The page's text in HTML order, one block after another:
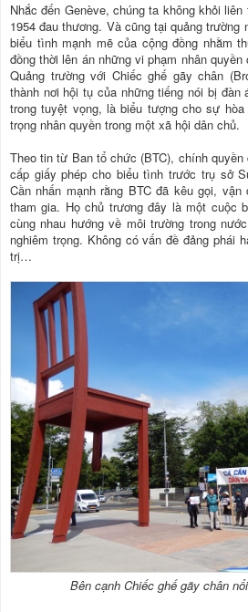
Nhắc đến Genève, chúng ta không khỏi
1954 đau thương. Và cũng tại quảng trường
biểu tình mạnh mẽ của cộng đồng nhằm
đồng thời lên án những vi phạm nhân
Quảng trường với Chiếc ghế gãy chân
thành nơi hội tụ của những tiếng nói bị đàn
trong tuyệt vọng, là biểu tượng cho sự
trọng nhân quyền trong một xã hội dân chủ.
Theo tin từ Ban tổ chức (BTC), chính
cấp giấy phép cho biểu tình trước trụ sở
Cần nhấn mạnh rằng BTC đã kêu gọi, vận
tham gia. Họ chủ trương đây là một cuộc
cùng nhau hướng về môi trường trong
nghiêm trọng. Không có vấn đề đảng phái
trị…
Bên cạnh Chiếc ghế gãy chân